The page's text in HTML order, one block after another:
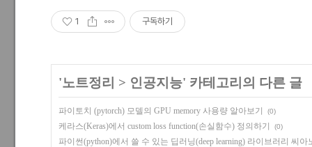
1 구독하기
'노트정리 > 인공지능' 카테고리의 다른 글
파이토치 (pytorch) 모델의 GPU memory 사용량 알아보기 (0)
케라스(Keras)에서 custom loss function(손실함수) 정의하기 (0)
파이썬(python)에서 쓸 수 있는 딥러닝(deep learning) 라이브러리 씨아